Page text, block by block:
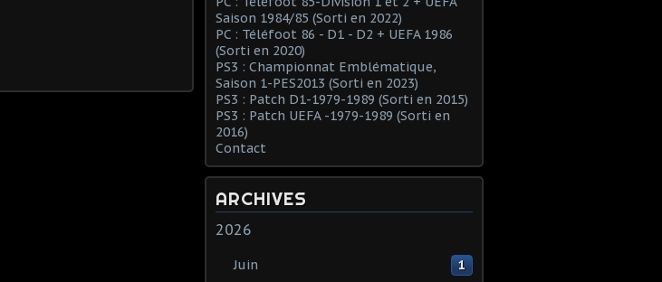
Saison 1984/85 (Sorti en 2022)
PC : Téléfoot 86 - D1 - D2 + UEFA 1986
(Sorti en 2020)
PS3 : Championnat Emblématique,
Saison 1-PES2013 (Sorti en 2023)
PS3 : Patch D1-1979-1989 (Sorti en 2015)
PS3 : Patch UEFA -1979-1989 (Sorti en
2016)
Contact
ARCHIVES
2026
Juin 1